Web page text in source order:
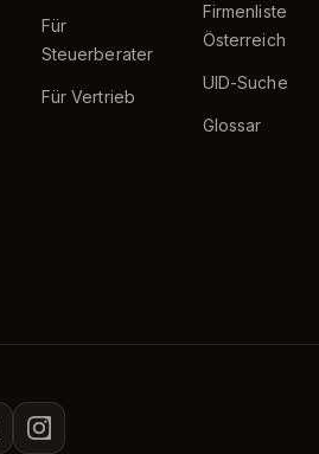
Für
Steuerberater
Für Vertrieb
Firmenliste
Österreich
UID-Suche
Glossar